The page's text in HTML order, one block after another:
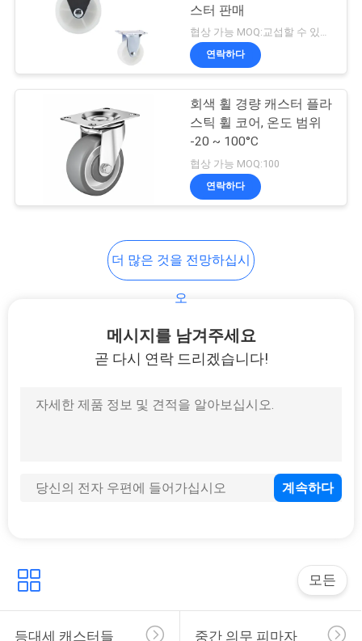
스테인레스 강 캐스
터들
104
발판 휠
작업대 캐스터들
32
스터 판매
협상 가능 MOQ:교섭할 수 있습니다
연락하다
회색 휠 경량 캐스터 플라
스틱 휠 코어, 온도 범위
-20 ~ 100°C
협상 가능 MOQ:100
연락하다
더 많은 것을 전망하십시
오
메시지를 남겨주세요
곧 다시 연락 드리겠습니다!
모든
등대세 캐스터들 중간 의무 피마자